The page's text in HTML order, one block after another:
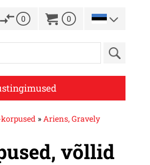
0 0
» Ariens, Gravely
võllid